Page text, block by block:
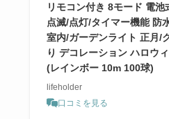
リモコン付き 8モード 電池
点滅/点灯/タイマー機能 防
室内/ガーデンライト 正月/
り デコレーション ハロウ
(レインボー 10m 100球)
lifeholder
口コミを見る